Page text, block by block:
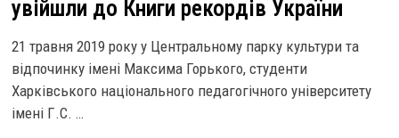
увійшли до Книги рекордів України
21 травня 2019 року у Центральному парку культури та
відпочинку імені Максима Горького, студенти
Харківського національного педагогічного університету
імені Г.С. …